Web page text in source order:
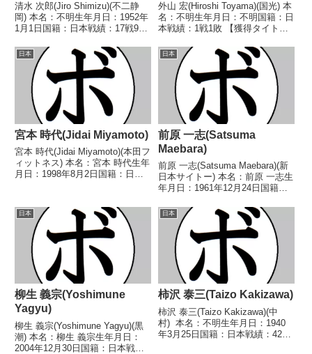
清水 次郎(Jiro Shimizu)(不二静
岡) 本名：不明生年月日：1952年
1月1日国籍：日本戦績：17戦9勝
1971年度中日本バンタム級新人
王中部日本バンタム級王座 【戦
歴】1970/03/19 ...
外山 宏(Hiroshi Toyama)(国光) 本
名：不明生年月日：不明国籍：日
本戦績：1戦1敗 【獲得タイト
●4R判定 (採点不明) 島村 謙三
(笹崎) 【補足情報】・富山 浩(プ
ロテックシシド)...
日本
宮本 時代(Jidai Miyamoto)
宮本 時代(Jidai Miyamoto)(本田フ
ィットネス) 本名：宮本 時代生年
月日：1998年8月2日国籍：日本
ミドル級新人王 【戦歴】■2021
年度中日本・西部...
日本
前原 一志(Satsuma
Maebara)
前原 一志(Satsuma Maebara)(新
日本サイトー) 本名：前原 一志生
年月日：1961年12月24日国籍：
分 【獲得タイトル】なし 【戦
歴】1981/12/05 ●4R判定 (採点
不明) 小...
日本
柳生 義宗(Yoshimune
Yagyu)
柳生 義宗(Yoshimune Yagyu)(黒
潮) 本名：柳生 義宗生年月日：
2004年12月30日国籍：日本戦
日本
柿沢 泰三(Taizo Kakizawa)
柿沢 泰三(Taizo Kakizawa)(中
村) 本名：不明生年月日：1940
年3月25日国籍：日本戦績：42戦